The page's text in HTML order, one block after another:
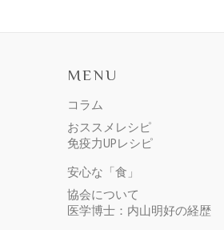
MENU
コラム
おススメレシピ
免疫力UPレシピ
安心な「食」
協会について
医学博士：内山明好の経歴